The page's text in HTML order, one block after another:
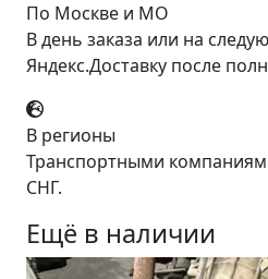
По Москве и МО
В день заказа или на
Яндекс.Доставку после
В регионы
Транспортными
СНГ.
Ещё в наличии